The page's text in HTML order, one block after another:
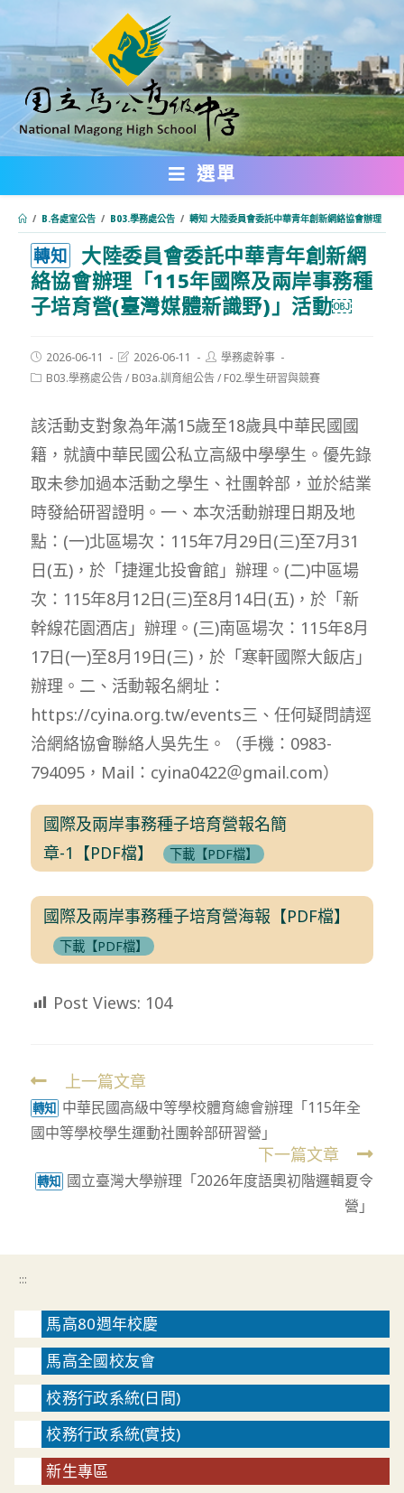
轉
主
要
內
選單
/ B.各處室公告 / B03.學務處公告 / 轉知 大陸委員會委託中華青年創新網絡協會辦理「
轉知
大陸委員會委託中華青年創新網
絡協會辦理「115年國際及兩岸事務種
子培育營(臺灣媒體新識野)」活動￼
Post
published:
2026-06-11
Post
last
modified:
2026-06-11
Post
author:
學務處幹事
PostB03.學務處公告/ B03a.訓育組公告/ F02.學生研習與競賽
該活動支對象為年滿15歲至18歲具中華民國國
籍，就讀中華民國公私立高級中學學生。優先錄
取未參加過本活動之學生、社團幹部，並於結業
時發給研習證明。一、本次活動辦理日期及地
點：(一)北區場次：115年7月29日(三)至7月31
日(五)，於「捷運北投會館」辦理。(二)中區場
次：115年8月12日(三)至8月14日(五)，於「新
幹線花園酒店」辦理。(三)南區場次：115年8月
17日(一)至8月19日(三)，於「寒軒國際大飯店」
辦理。二、活動報名網址：
https://cyina.org.tw/events三、任何疑問請逕
洽網絡協會聯絡人吳先生。（手機：0983-
794095，Mail：cyina0422＠gmail.com）
國際及兩岸事務種子培育營報名簡
章-1【PDF檔】
下載【PDF檔】
國際及兩岸事務種子培育營海報【PDF檔】
下載【PDF檔】
Post Views: 104
Read
more
articles
上一篇文章
轉知 中華民國高級中等學校體育總會辦理「115年全
國中等學校學生運動社團幹部研習營」
下一篇文章
轉知 國立臺灣大學辦理「2026年度語奧初階邏輯夏令
營」
:::
馬高80週年校慶
馬高全國校友會
校務行政系統(日間)
校務行政系統(實技)
新生專區